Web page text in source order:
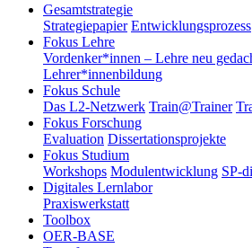
Gesamtstrategie
Strategiepapier Entwicklungsprozess
Fokus Lehre
Vordenker*innen – Lehre neu
Lehrer*innenbildung
Fokus Schule
Das L2-Netzwerk Train@Trainer
Fokus Forschung
Evaluation Dissertationsprojekte
Fokus Studium
Workshops Modulentwicklung SP-
Digitales Lernlabor
Praxiswerkstatt
Toolbox
OER-BASE